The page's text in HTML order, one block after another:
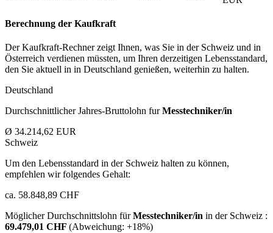
Berechnung der Kaufkraft
Der Kaufkraft-Rechner zeigt Ihnen, was Sie in der Schweiz und in
Österreich verdienen müssten, um Ihren derzeitigen Lebensstandard,
den Sie aktuell in in Deutschland genießen, weiterhin zu halten.
Deutschland
Durchschnittlicher Jahres-Bruttolohn furMesstechniker/in
Ø 34.214,62 EUR
Schweiz
Um den Lebensstandard in der Schweiz halten zu können,
empfehlen wir folgendes Gehalt:
ca. 58.848,89 CHF
Möglicher Durchschnittslohn fürMesstechniker/in in der Schweiz :
69.479,01 CHF (Abweichung: +18%)